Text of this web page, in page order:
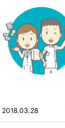
2018.03.28